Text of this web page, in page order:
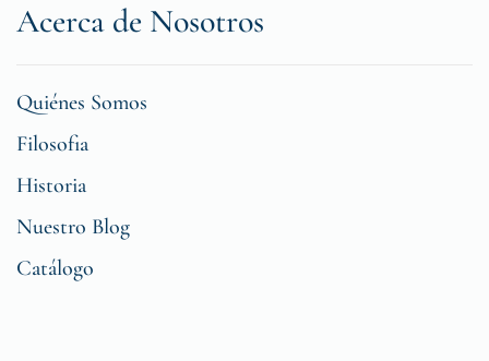
Acerca de Nosotros
Quiénes Somos
Filosofia
Historia
Nuestro Blog
Catálogo